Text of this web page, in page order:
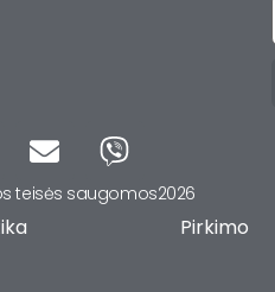
E
n
v
V
b
teisės saugomos2026
politika Pirkimo